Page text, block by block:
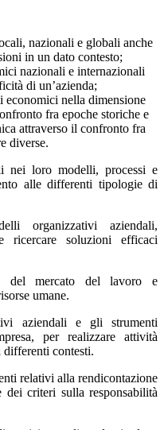
nazionali e globali anche
in un dato contesto;
nazionali e internazionali
di un’azienda;
economici nella dimensione
fra epoche storiche e
attraverso il confronto fra
diverse.
nei loro modelli, processi e
alle differenti tipologie di
organizzativi aziendali,
ricercare soluzioni efficaci
del mercato del lavoro e
umane.
aziendali e gli strumenti
per realizzare attività
contesti.
relativi alla rendicontazione
dei criteri sulla responsabilità